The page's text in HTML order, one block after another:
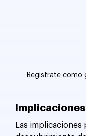
Registrate como
Las implicaciones